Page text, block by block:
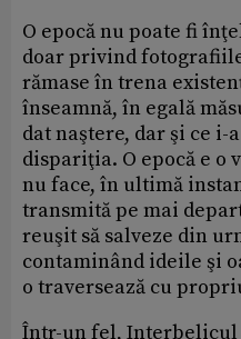
O epocă nu poate fi
doar privind
rămase în trena
înseamnă, în egală
dat naştere, dar şi ce i-
dispariţia. O epocă e o
nu face, în ultimă
transmită pe mai
reuşit să salveze din
contaminând ideile şi
o traversează cu
Într-un fel, Interbelicul